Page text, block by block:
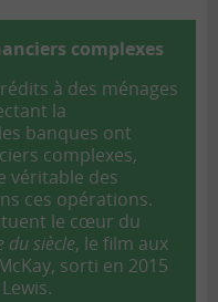
complexes
à des ménages
la
banques ont
complexes,
véritable des
ces opérations.
le cœur du
du siècle, le film aux
sorti en 2015